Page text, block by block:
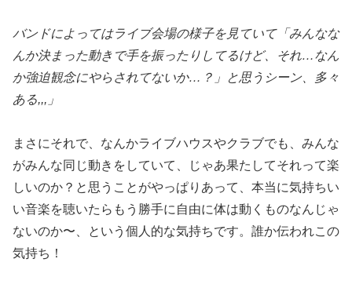
バンドによってはライブ会場の様子を見ていて「みんなな
んか決まった動きで手を振ったりしてるけど、それ…なん
か強迫観念にやらされてないか…？」と思うシーン、多々
ある,,,」
まさにそれで、なんかライブハウスやクラブでも、みんな
がみんな同じ動きをしていて、じゃあ果たしてそれって楽
しいのか？と思うことがやっぱりあって、本当に気持ちい
い音楽を聴いたらもう勝手に自由に体は動くものなんじゃ
ないのか〜、という個人的な気持ちです。誰か伝われこの
気持ち！